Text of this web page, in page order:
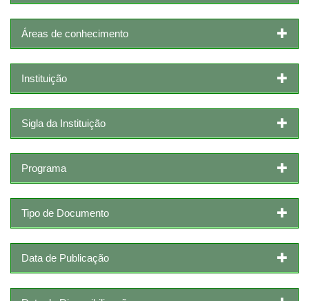
Áreas de conhecimento
Instituição
Sigla da Instituição
Programa
Tipo de Documento
Data de Publicação